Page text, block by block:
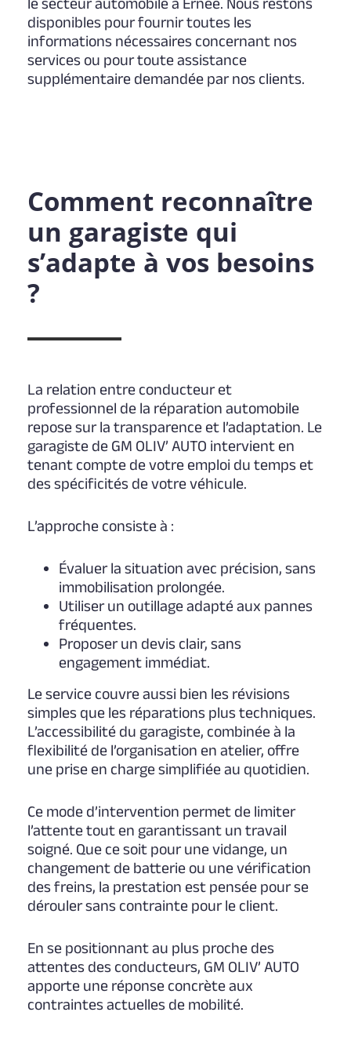
disponibles pour fournir toutes les
informations nécessaires concernant nos
services ou pour toute assistance
supplémentaire demandée par nos clients.
Comment reconnaître
un garagiste qui
s’adapte à vos besoins
?
La relation entre conducteur et
professionnel de la réparation automobile
repose sur la transparence et l’adaptation. Le
garagiste de GM OLIV’ AUTO intervient en
tenant compte de votre emploi du temps et
des spécificités de votre véhicule.
L’approche consiste à :
Évaluer la situation avec précision, sans
immobilisation prolongée.
Utiliser un outillage adapté aux pannes
fréquentes.
Proposer un devis clair, sans
engagement immédiat.
Le service couvre aussi bien les révisions
simples que les réparations plus techniques.
L’accessibilité du garagiste, combinée à la
flexibilité de l’organisation en atelier, offre
une prise en charge simplifiée au quotidien.
Ce mode d’intervention permet de limiter
l’attente tout en garantissant un travail
soigné. Que ce soit pour une vidange, un
changement de batterie ou une vérification
des freins, la prestation est pensée pour se
dérouler sans contrainte pour le client.
En se positionnant au plus proche des
attentes des conducteurs, GM OLIV’ AUTO
apporte une réponse concrète aux
contraintes actuelles de mobilité.